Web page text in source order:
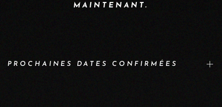
MAINTENANT.
PROCHAINES DATES CONFIRMÉES